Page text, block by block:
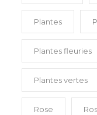
Plantes
Plantes fleuries
Plantes vertes
Rose